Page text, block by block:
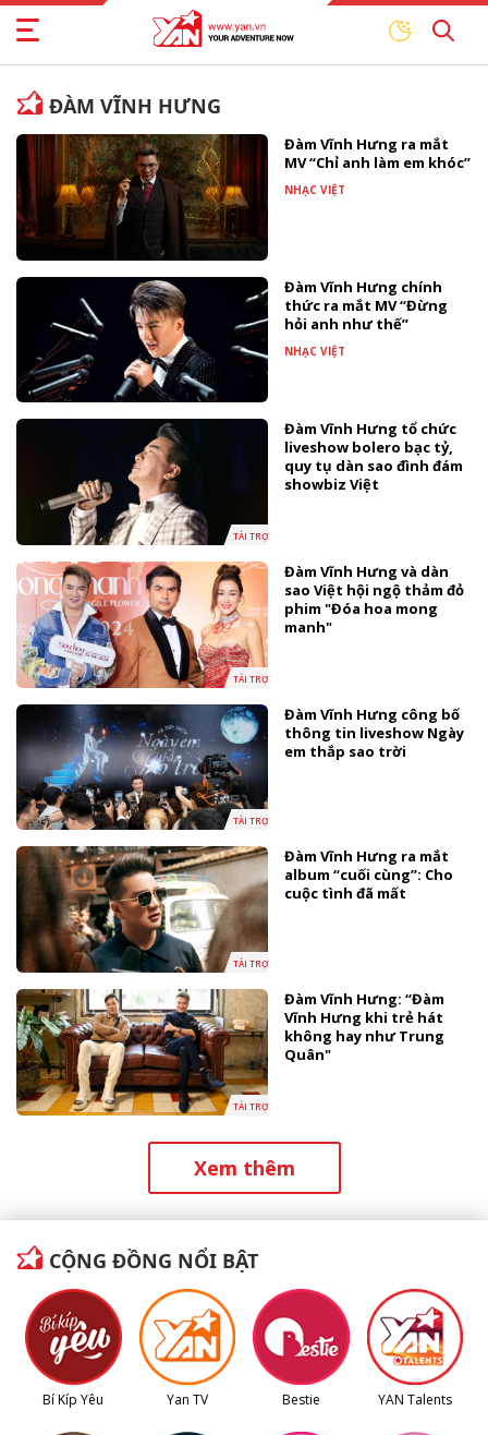
ĐÀM VĨNH HƯNG
Đàm Vĩnh Hưng ra mắt
MV “Chỉ anh làm em khóc”
NHẠC VIỆT
Đàm Vĩnh Hưng chính
thức ra mắt MV “Đừng
hỏi anh như thế”
NHẠC VIỆT
TÀI TRỢ
Đàm Vĩnh Hưng tổ chức
liveshow bolero bạc tỷ,
quy tụ dàn sao đình đám
showbiz Việt
TÀI TRỢ
Đàm Vĩnh Hưng và dàn
sao Việt hội ngộ thảm đỏ
phim "Đóa hoa mong
manh"
TÀI TRỢ
Đàm Vĩnh Hưng công bố
thông tin liveshow Ngày
em thắp sao trời
TÀI TRỢ
Đàm Vĩnh Hưng ra mắt
album “cuối cùng”: Cho
cuộc tình đã mất
TÀI TRỢ
Đàm Vĩnh Hưng: “Đàm
Vĩnh Hưng khi trẻ hát
không hay như Trung
Quân"
Xem thêm
CỘNG ĐỒNG NỔI BẬT
Bí Kíp Yêu Yan TV Bestie YAN Talents